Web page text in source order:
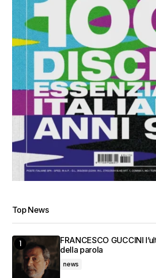
Top News
FRANCESCO GUCCINI
della parola
news